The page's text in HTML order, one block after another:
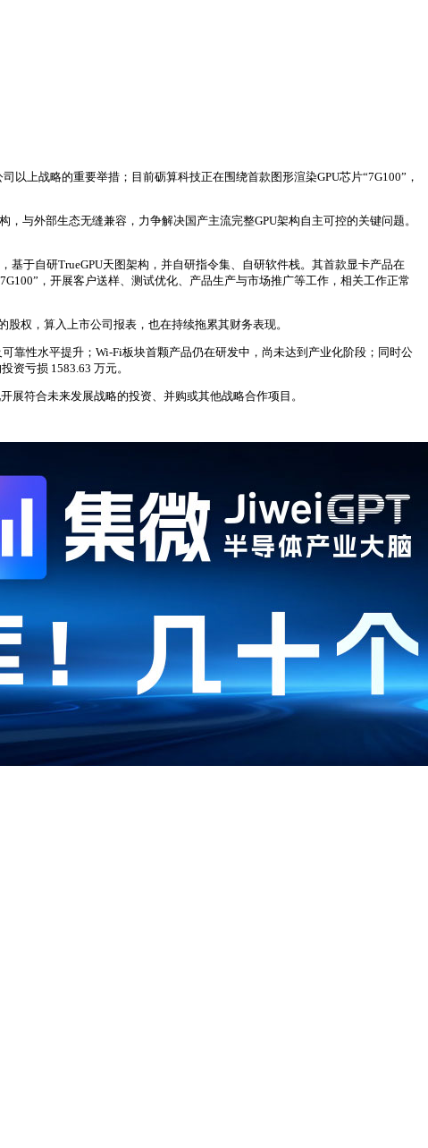
上战略的重要举措；目前砺算科技正在围绕首款图形渲染GPU芯片“7G100”，
与外部生态无缝兼容，力争解决国产主流完整GPU架构自主可控的关键问题。
于自研TrueGPU天图架构，并自研指令集、自研软件栈。其首款显卡产品在
，开展客户送样、测试优化、产品生产与市场推广等工作，相关工作正常
权，算入上市公司报表，也在持续拖累其财务表现。
靠性水平提升；Wi-Fi板块首颗产品仍在研发中，尚未达到产业化阶段；同时公
资亏损 1583.63 万元。
符合未来发展战略的投资、并购或其他战略合作项目。